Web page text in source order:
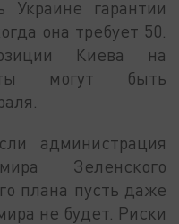
Украине гарантии
она требует 50.
Киева на
могут быть
администрация
Зеленского
плана пусть даже
не будет. Риски